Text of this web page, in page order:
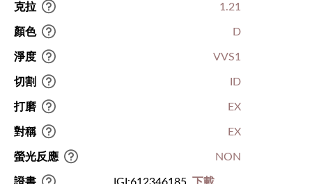
克拉 1.21
顏色 D
淨度 VVS1
切割 ID
打磨 EX
對稱 EX
螢光反應 NON